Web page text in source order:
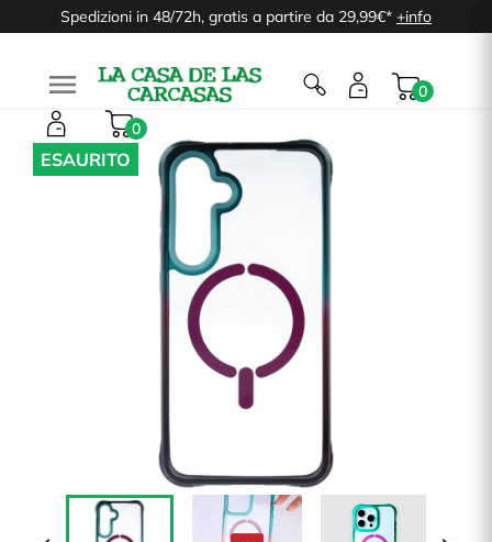
Spedizioni in 48/72h, gratis a partire da 29,99€* +info

0
0
ESAURITO